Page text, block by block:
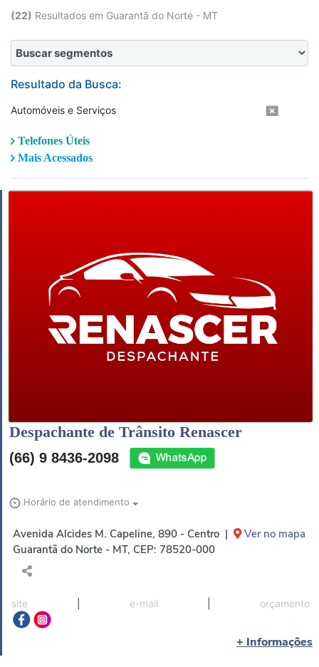
(22) Resultados em Guarantã do Norte - MT
Resultado da Busca:
Automóveis e Serviços
Telefones Úteis
Mais Acessados
Despachante de Trânsito Renascer
(66) 9 8436-2098
Horário de atendimento
Avenida Alcides M. Capeline, 890 - Centro |
Ver no mapa
Guarantã do Norte - MT, CEP: 78520-000
site e-mail orçamento
+ Informações